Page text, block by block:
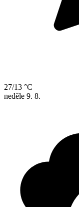
27/13 °C
neděle 9. 8.